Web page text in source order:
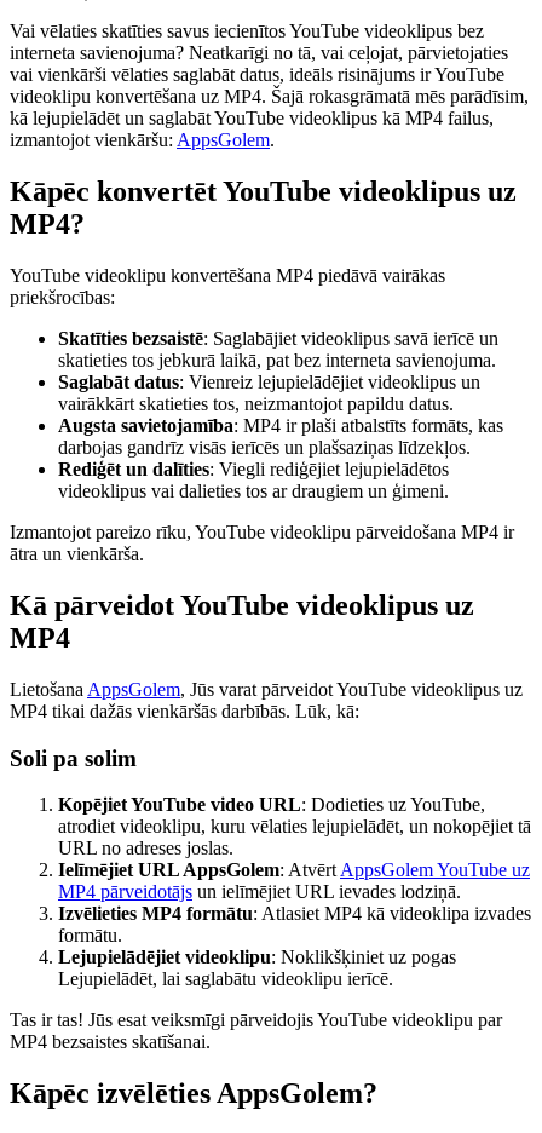
Vai vēlaties skatīties savus iecienītos YouTube videoklipus bez
interneta savienojuma? Neatkarīgi no tā, vai ceļojat, pārvietojaties
vai vienkārši vēlaties saglabāt datus, ideāls risinājums ir YouTube
videoklipu konvertēšana uz MP4. Šajā rokasgrāmatā mēs parādīsim,
kā lejupielādēt un saglabāt YouTube videoklipus kā MP4 failus,
izmantojot vienkāršu: AppsGolem.
Kāpēc konvertēt YouTube videoklipus uz
MP4?
YouTube videoklipu konvertēšana MP4 piedāvā vairākas
priekšrocības:
Skatīties bezsaistē: Saglabājiet videoklipus savā ierīcē un
skatieties tos jebkurā laikā, pat bez interneta savienojuma.
Saglabāt datus: Vienreiz lejupielādējiet videoklipus un
vairākkārt skatieties tos, neizmantojot papildu datus.
Augsta savietojamība: MP4 ir plaši atbalstīts formāts, kas
darbojas gandrīz visās ierīcēs un plašsaziņas līdzekļos.
Rediģēt un dalīties: Viegli rediģējiet lejupielādētos
videoklipus vai dalieties tos ar draugiem un ģimeni.
Izmantojot pareizo rīku, YouTube videoklipu pārveidošana MP4 ir
ātra un vienkārša.
Kā pārveidot YouTube videoklipus uz
MP4
Lietošana AppsGolem, Jūs varat pārveidot YouTube videoklipus uz
MP4 tikai dažās vienkāršās darbībās. Lūk, kā:
Soli pa solim
Kopējiet YouTube video URL: Dodieties uz YouTube,
atrodiet videoklipu, kuru vēlaties lejupielādēt, un nokopējiet tā
URL no adreses joslas.
Ielīmējiet URL AppsGolem: AtvērtAppsGolem YouTube uz
MP4 pārveidotājs un ielīmējiet URL ievades lodziņā.
Izvēlieties MP4 formātu: Atlasiet MP4 kā videoklipa izvades
formātu.
Lejupielādējiet videoklipu: Noklikšķiniet uz pogas
Lejupielādēt, lai saglabātu videoklipu ierīcē.
Tas ir tas! Jūs esat veiksmīgi pārveidojis YouTube videoklipu par
MP4 bezsaistes skatīšanai.
Kāpēc izvēlēties AppsGolem?